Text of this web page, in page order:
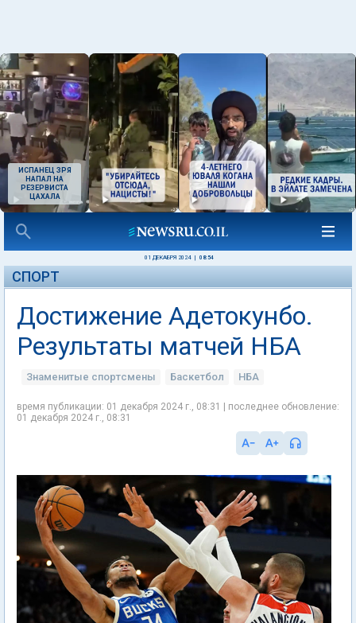
ИСПАНЕЦ ЗРЯ
НАПАЛ НА
РЕЗЕРВИСТА
ЦАХАЛА
01 ДЕКАБРЯ 2024 08:54
СПОРТ
Достижение Адетокунбо.
Результаты матчей НБА
Знаменитые спортсмены Баскетбол НБА
время публикации: 01 декабря 2024 г., 08:31 | последнее обновление:
01 декабря 2024 г., 08:31